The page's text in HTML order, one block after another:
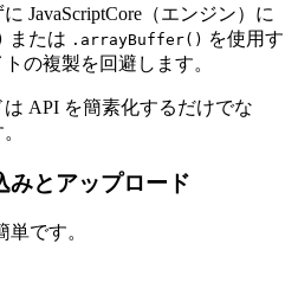
JavaScriptCore（エンジン）に
または .arrayBuffer() を使用す
の複製を回避します。
API を簡素化するだけでな
みとアップロード
です。